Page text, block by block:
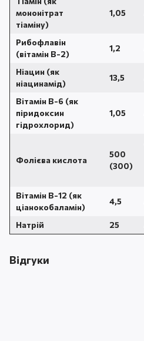
мононітрат
тіаміну)
1,05
Рибофлавін
(вітамін B-2)
1,2
Ніацин (як
ніацинамід)
13,5
Вітамін B-6 (як
піридоксин
гідрохлорид)
1,05
Фолієва кислота
500
(300)
Вітамін B-12 (як
ціанокобаламін)
4,5
Натрій 25
Відгуки